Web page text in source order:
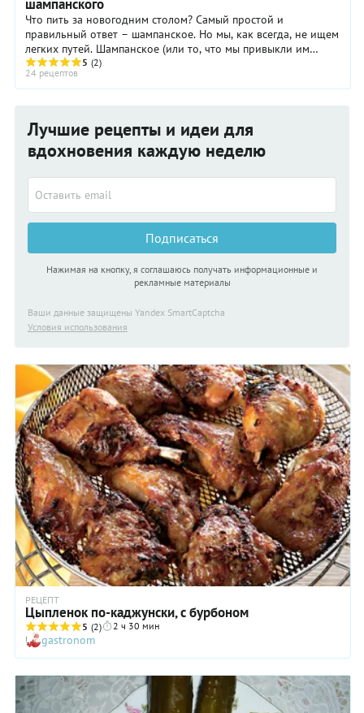
шампанского
Что пить за новогодним столом? Самый простой и
правильный ответ – шампанское. Но мы, как всегда, не ищем
легких путей. Шампанское (или то, что мы привыкли им
называть) появляется у нас на новогоднем ...
5 (2)
24 рецептов
Лучшие рецепты и идеи для
вдохновения каждую неделю
Подписаться
Нажимая на кнопку, я соглашаюсь получать информационные и
рекламные материалы
Ваши данные защищены Yandex SmartCaptcha
Условия использования
РЕЦЕПТ
Цыпленок по-каджунски, с бурбоном
5 (2) 2 ч 30 мин
gastronom